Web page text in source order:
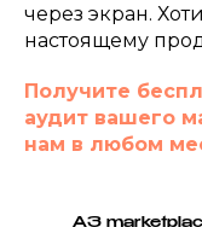
через экран.
настоящему
Получите
аудит вашего
нам в любом
A3